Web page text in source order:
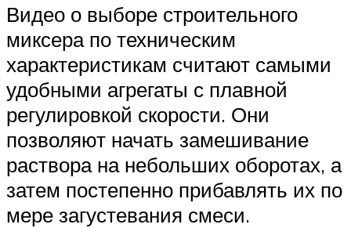
Видео о выборе строительного
миксера по техническим
характеристикам считают самыми
удобными агрегаты с плавной
регулировкой скорости. Они
позволяют начать замешивание
раствора на небольших оборотах, а
затем постепенно прибавлять их по
мере загустевания смеси.